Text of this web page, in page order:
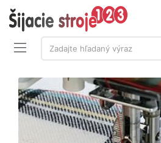
Vyhľadávanie:
Zadajte hľadaný výraz